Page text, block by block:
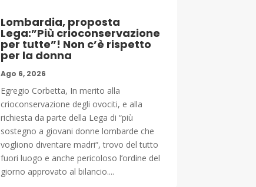
Lombardia, proposta
Lega:”Più crioconservazione
per tutte”! Non c’è rispetto
per la donna
Ago 6, 2026
Egregio Corbetta, In merito alla
crioconservazione degli ovociti, e alla
richiesta da parte della Lega di “più
sostegno a giovani donne lombarde che
vogliono diventare madri“, trovo del tutto
fuori luogo e anche pericoloso l’ordine del
giorno approvato al bilancio....